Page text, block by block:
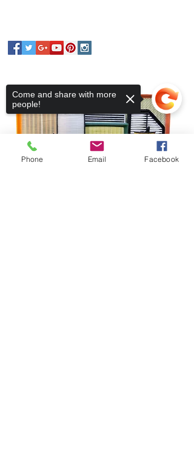
Phone Email Facebook
Come and share with more
people!